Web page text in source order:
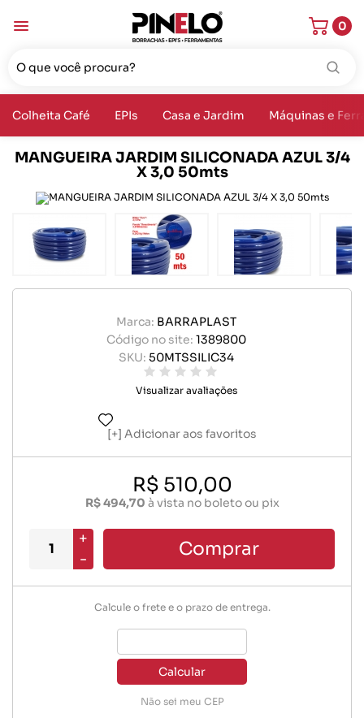
0
Colheita Café EPIs Casa e Jardim Máquinas e
MANGUEIRA JARDIM SILICONADA AZUL 3/4
X 3,0 50mts
Marca: BARRAPLAST
Código no site: 1389800
SKU: 50MTSSILIC34
Visualizar avaliações
Adicionar aos favoritos
R$ 510,00
R$ 494,70 à vista no boleto ou pix
+
-
Comprar
Calcule o frete e o prazo de entrega.
Calcular
Não sei meu CEP